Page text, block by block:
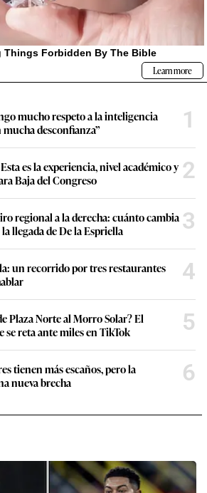
mucho respeto a la inteligencia
desconfianza”
1
es la experiencia, nivel académico y
Baja del Congreso
2
regional a la derecha: cuánto cambia
llegada de De la Espriella
3
un recorrido por tres restaurantes
4
Plaza Norte al Morro Solar? El
se reta ante miles en TikTok
5
tienen más escaños, pero la
nueva brecha
6